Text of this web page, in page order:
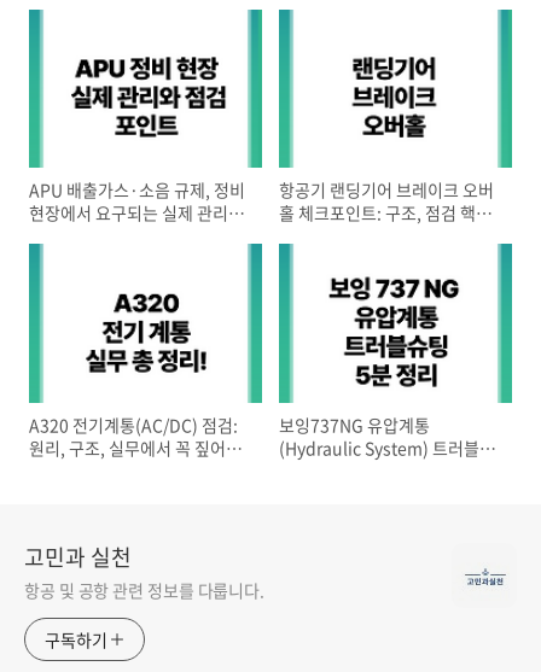
APU 배출가스·소음 규제, 정비
현장에서 요구되는 실제 관리와
항공기 랜딩기어 브레이크 오버
홀 체크포인트: 구조, 점검 핵심,
A320 전기계통(AC/DC) 점검:
원리, 구조, 실무에서 꼭 짚어야
보잉737NG 유압계통
(Hydraulic System) 트러블슈
고민과 실천
항공 및 공항 관련 정보를 다룹니다.
구독하기